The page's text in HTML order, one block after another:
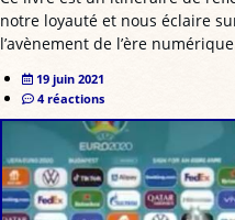
notre loyauté et nous éclaire
l’avènement de l’ère
19 juin 2021
4 réactions